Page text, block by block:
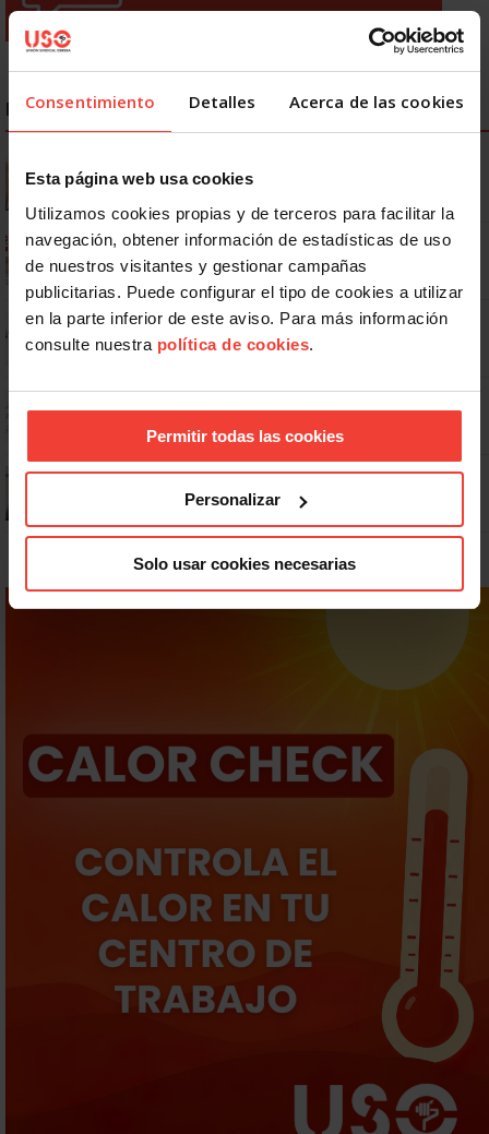
Consentimiento Detalles Acerca de las cookies
Esta página web usa cookies
Utilizamos cookies propias y de terceros para facilitar la
navegación, obtener información de estadísticas de uso
de nuestros visitantes y gestionar campañas
publicitarias. Puede configurar el tipo de cookies a utilizar
en la parte inferior de este aviso. Para más información
consulte nuestra política de cookies.
Permitir todas las cookies
Personalizar
Solo usar cookies necesarias
NOTICIAS MÁS LEÍDAS
anticipada por discapacidad
Ya os podéis descargar la app de USO
No: si un festivo cae en sábado, no tienen por qué darte un día
libre
Dudas frecuentes sobre las vacaciones
¿Puedo viajar estando de baja?